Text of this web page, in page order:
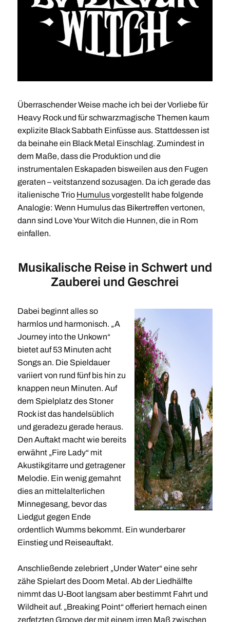
Überraschender Weise mache ich bei der Vorliebe für
Heavy Rock und für schwarzmagische Themen kaum
explizite Black Sabbath Einfüsse aus. Stattdessen ist
da beinahe ein Black Metal Einschlag. Zumindest in
dem Maße, dass die Produktion und die
instrumentalen Eskapaden bisweilen aus den Fugen
geraten – veitstanzend sozusagen. Da ich gerade das
italienische Trio Humulusvorgestellt habe folgende
Analogie: Wenn Humulus das Bikertreffen vertonen,
dann sind Love Your Witch die Hunnen, die in Rom
einfallen.
Musikalische Reise in Schwert und
Zauberei und Geschrei
Dabei beginnt alles so
harmlos und harmonisch. „A
Journey into the Unkown“
bietet auf 53 Minuten acht
Songs an. Die Spieldauer
variiert von rund fünf bis hin zu
knappen neun Minuten. Auf
dem Spielplatz des Stoner
Rock ist das handelsüblich
und geradezu gerade heraus.
Den Auftakt macht wie bereits
erwähnt „Fire Lady“ mit
Akustikgitarre und getragener
Melodie. Ein wenig gemahnt
dies an mittelalterlichen
Minnegesang, bevor das
Liedgut gegen Ende
ordentlich Wumms bekommt. Ein wunderbarer
Einstieg und Reiseauftakt.
Anschließende zelebriert „Under Water“ eine sehr
zähe Spielart des Doom Metal. Ab der Liedhälfte
nimmt das U-Boot langsam aber bestimmt Fahrt und
Wildheit auf. „Breaking Point“ offeriert hernach einen
zerfetzten Groove der mit einem irren Maß zwischen